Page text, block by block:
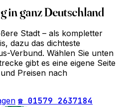
in ganz Deutschland
Stadt – als kompletter
dazu das dichteste
Verbund. Wählen Sie unten
gibt es eine eigene Seite
Preisen nach
☎ 01579 2637184